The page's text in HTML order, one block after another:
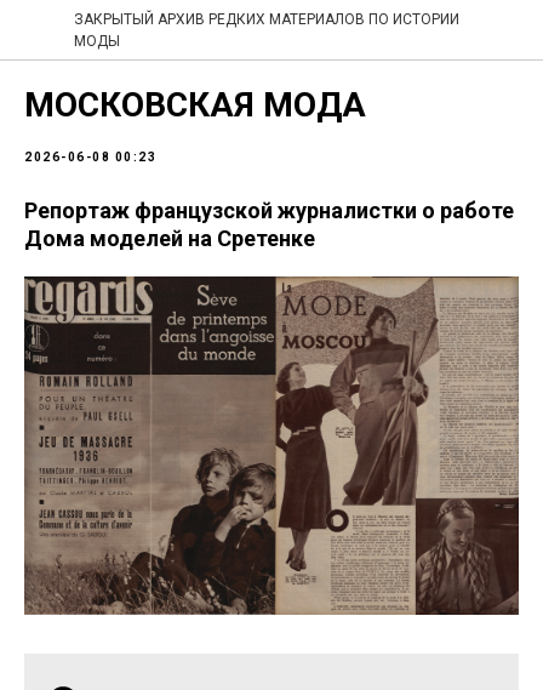
ЗАКРЫТЫЙ АРХИВ РЕДКИХ МАТЕРИАЛОВ ПО ИСТОРИИ
МОДЫ
МОСКОВСКАЯ МОДА
2026-06-08 00:23
Репортаж французской журналистки о работе
Дома моделей на Сретенке